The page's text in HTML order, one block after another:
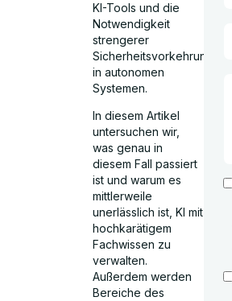
KI-Tools und die
Notwendigkeit
strengerer
Sicherheitsvorkehrungen
in autonomen
Systemen.
In diesem Artikel
untersuchen wir,
was genau in
diesem Fall passiert
ist und warum es
mittlerweile
unerlässlich ist, KI mit
hochkarätigem
Fachwissen zu
verwalten.
Außerdem werden
Bereiche des